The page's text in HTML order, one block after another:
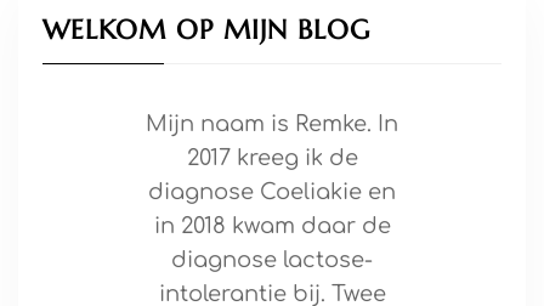
WELKOM OP MIJN BLOG
Mijn naam is Remke. In
2017 kreeg ik de
diagnose Coeliakie en
in 2018 kwam daar de
diagnose lactose-
intolerantie bij. Twee